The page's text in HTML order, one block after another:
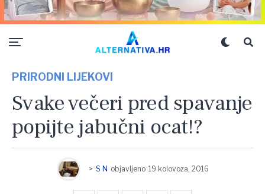
PRIRODNI LIJEKOVI
Svake večeri pred spavanje
popijte jabučni ocat!?
> S N objavljeno 19 kolovoza, 2016